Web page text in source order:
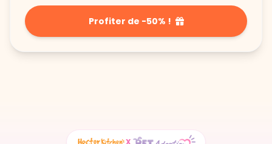
Profiter de -50% !
X